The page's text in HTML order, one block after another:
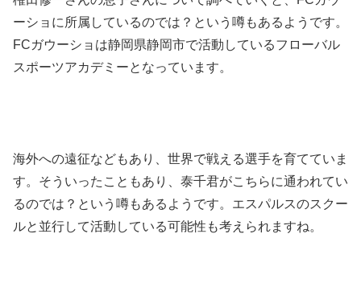
ーショに所属しているのでは？という噂もあるようです。
FCガウーショは静岡県静岡市で活動しているフローバル
スポーツアカデミーとなっています。
海外への遠征などもあり、世界で戦える選手を育てていま
す。そういったこともあり、泰千君がこちらに通われてい
るのでは？という噂もあるようです。エスパルスのスクー
ルと並行して活動している可能性も考えられますね。